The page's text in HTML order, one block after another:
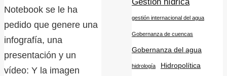
Notebook se le ha
pedido que genere una
infografía, una
presentación y un
vídeo: Y la imagen
gestión internacional del agua
Gobernanza de cuencas
Gobernanza del agua
hidrología Hidropolítica